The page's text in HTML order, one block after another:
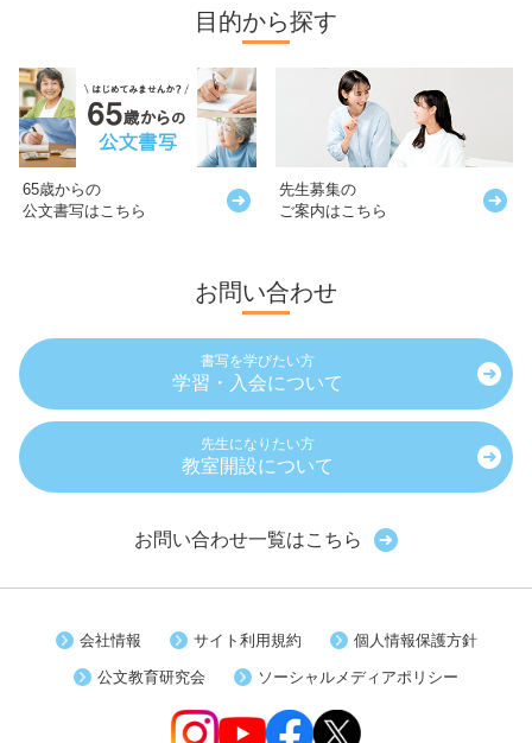
目的から探す
65歳からの
公文書写はこちら
先生募集の
ご案内はこちら
お問い合わせ
書写を学びたい方
学習・入会について
先生になりたい方
教室開設について
お問い合わせ一覧はこちら
会社情報 サイト利用規約 個人情報保護方針
公文教育研究会 ソーシャルメディアポリシー